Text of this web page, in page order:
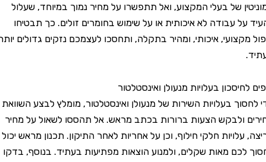
של בעלי המקצוע, ואל תתפשרו על מחיר נמוך במיוחד, שעלול
עבודה לא איכותית או על שימוש בחומרים זולים. כך תבטיחו
איכותי, ומהיר בתקלה, ותחסכו לעצמכם נזקים גדולים יותר
בעלויות מנעולן ואינסטלטור
בעלויות השירות של מנעולן ואינסטלטור, מומלץ לבצע השוואת
ולבקש הצעות ברורות בכתב מראש. אל תהססו לשאול על מחיר
חלקי חילוף, וכן על אחריות לאחר התיקון. תכנון מראש יכול
מאות שקלים, ולמנוע הוצאות מפתיעות בעתיד. בנוסף, בדקו